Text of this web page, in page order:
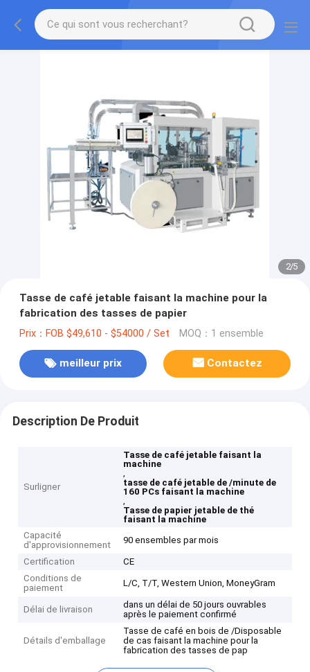
2/5
Tasse de café jetable faisant la machine pour la
fabrication des tasses de papier
Prix：FOB $49,610 - $54000 / Set MOQ：1 ensemble
meilleur prix Contactez
Description De Produit
Surligner
Tasse de café jetable faisant la
machine
,
tasse de café jetable de /minute de
160 PCs faisant la machine
,
Tasse de papier jetable de thé
faisant la machine
Capacité
d'approvisionnement
90 ensembles par mois
Certification
CE
Conditions de
paiement
L/C, T/T, Western Union, MoneyGram
Délai de livraison
dans un délai de 50 jours ouvrables
après le paiement confirmé
Détails d'emballage
Tasse de café en bois de /Disposable
de cas faisant la machine pour la
fabrication des tasses de pap